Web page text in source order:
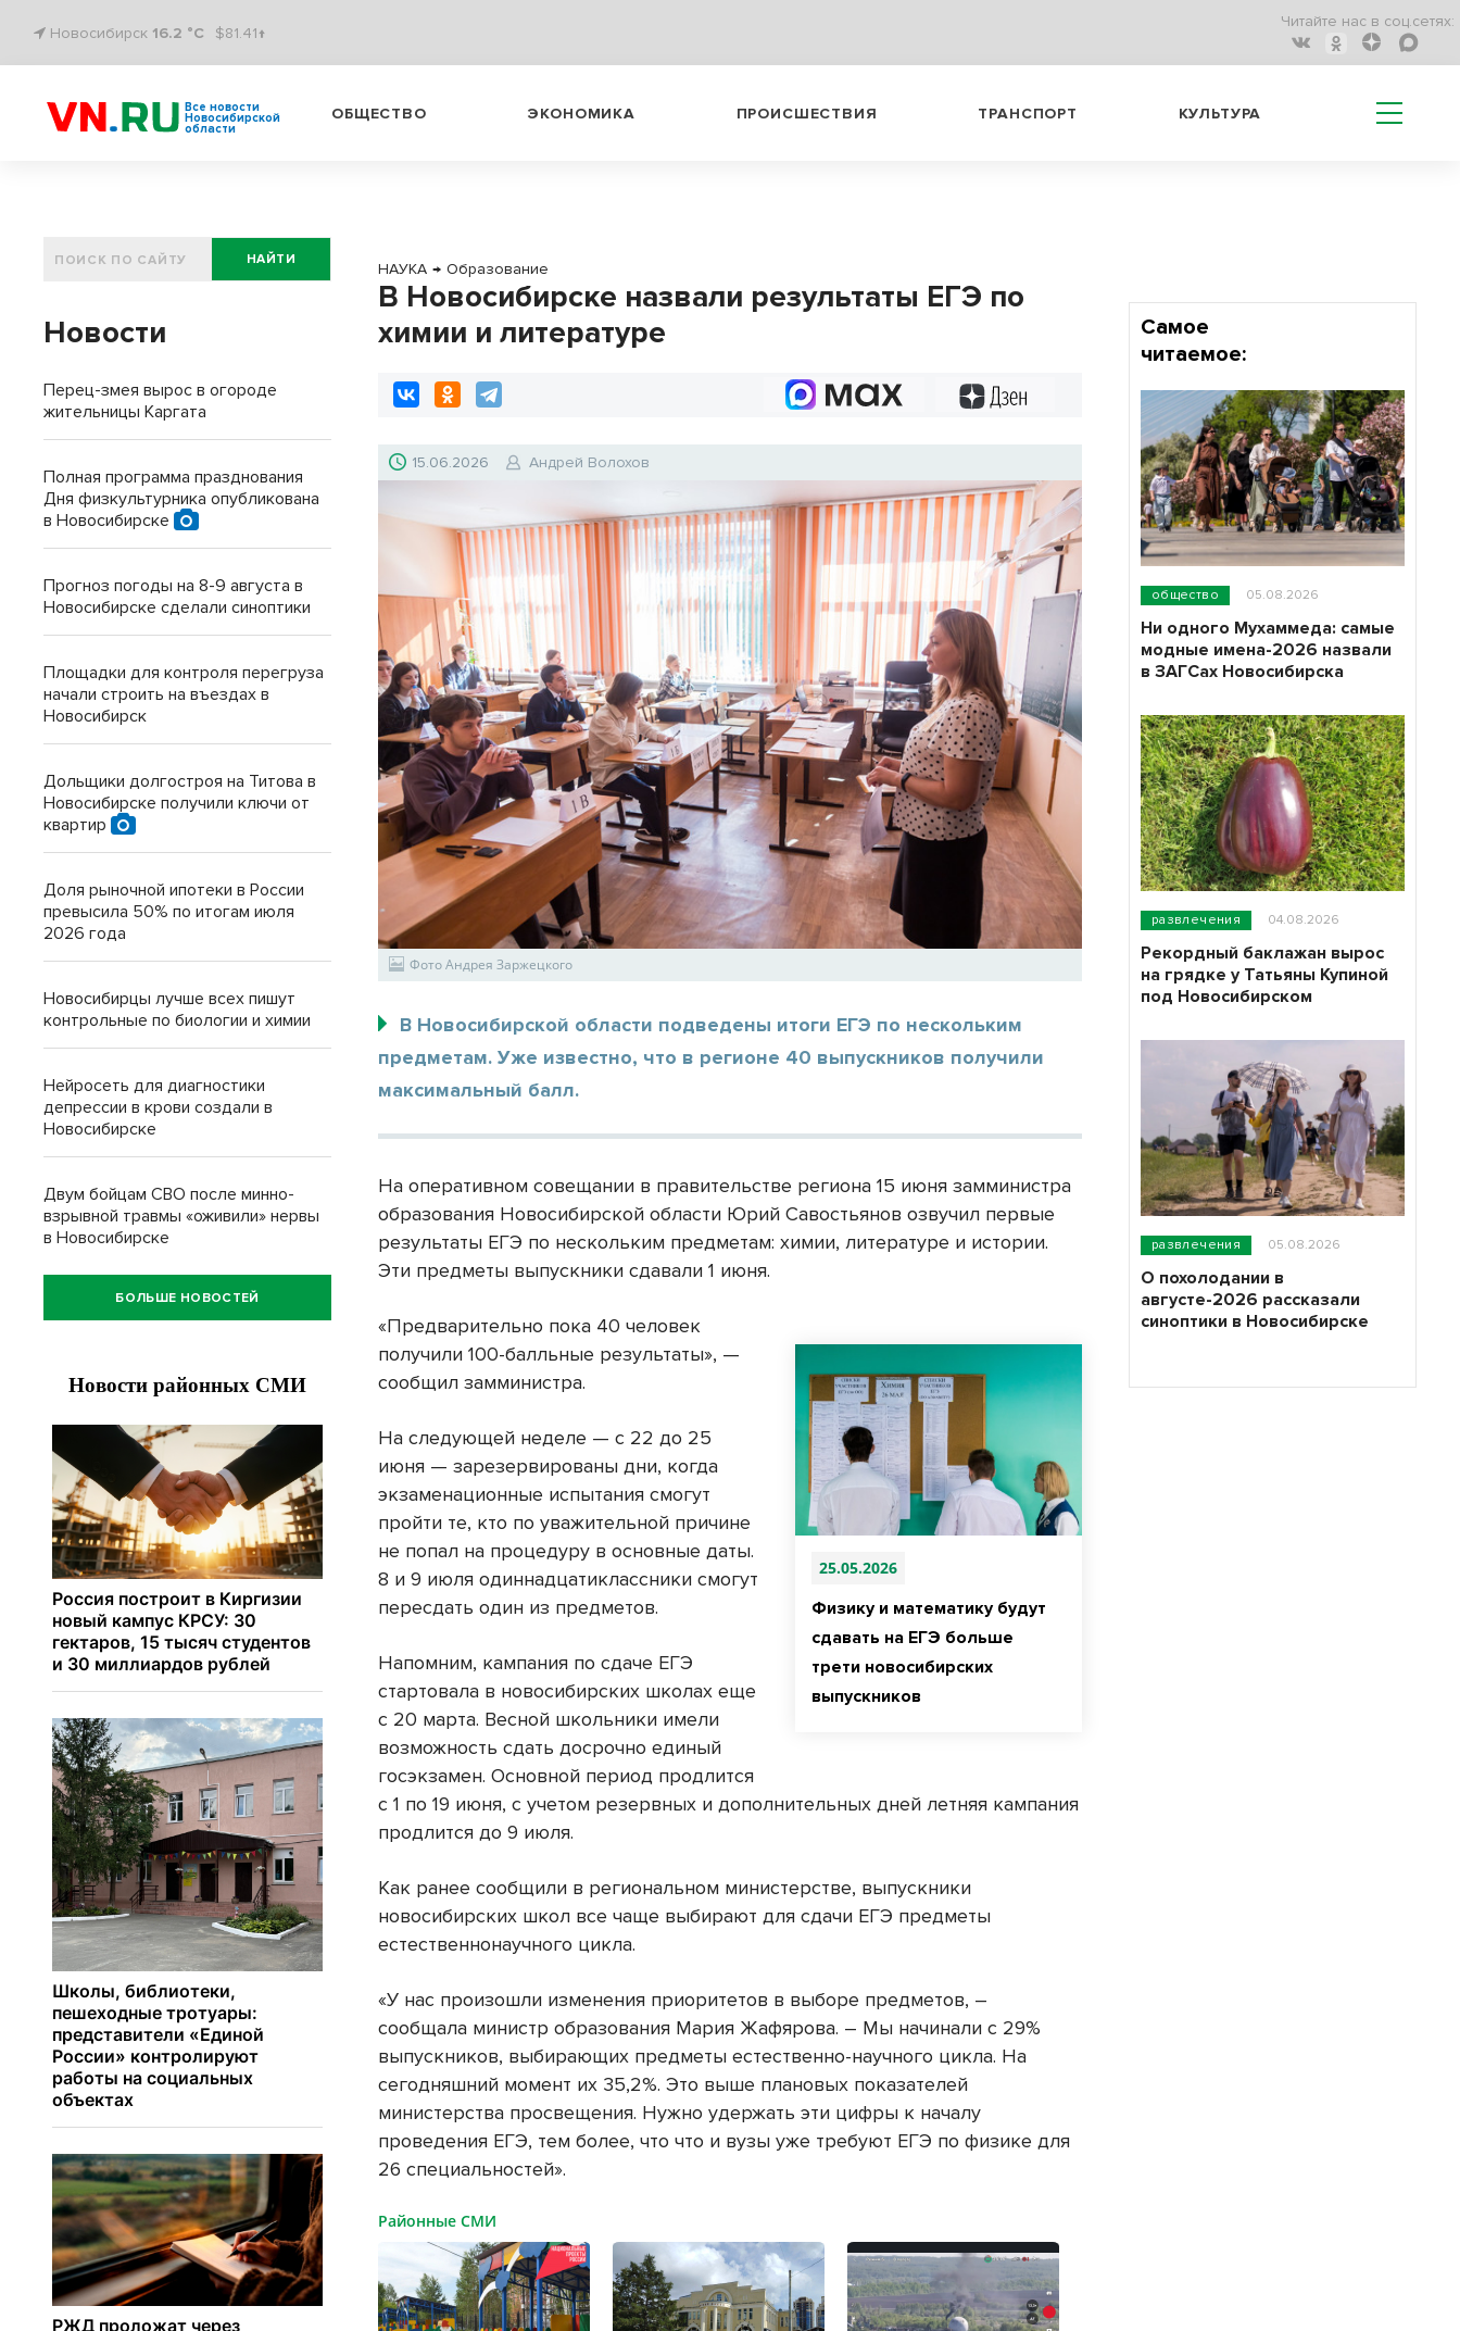
Новосибирск 16.2 °C $81.41↑
Читайте нас в соц.сетях:
Все новости
Новосибирской
области
ОБЩЕСТВО ЭКОНОМИКА ПРОИСШЕСТВИЯ ТРАНСПОРТ КУЛЬТУРА
НАУКА → Образование
В Новосибирске назвали результаты ЕГЭ по
химии и литературе
15.06.2026 Андрей Волохов
Фото Андрея Заржецкого
В Новосибирской области подведены итоги ЕГЭ по нескольким
предметам. Уже известно, что в регионе 40 выпускников получили
максимальный балл.
На оперативном совещании в правительстве региона 15 июня замминистра
образования Новосибирской области Юрий Савостьянов озвучил первые
результаты ЕГЭ по нескольким предметам: химии, литературе и истории.
Эти предметы выпускники сдавали 1 июня.
25.05.2026
Физику и математику будут
сдавать на ЕГЭ больше
трети новосибирских
выпускников
«Предварительно пока 40 человек
получили 100-балльные результаты», —
сообщил замминистра.
На следующей неделе — с 22 до 25
июня — зарезервированы дни, когда
экзаменационные испытания смогут
пройти те, кто по уважительной причине
не попал на процедуру в основные даты.
8 и 9 июля одиннадцатиклассники смогут
пересдать один из предметов.
Напомним, кампания по сдаче ЕГЭ
стартовала в новосибирских школах еще
с 20 марта. Весной школьники имели
возможность сдать досрочно единый
госэкзамен. Основной период продлится
с 1 по 19 июня, с учетом резервных и дополнительных дней летняя кампания
продлится до 9 июля.
Как ранее сообщили в региональном министерстве, выпускники
новосибирских школ все чаще выбирают для сдачи ЕГЭ предметы
естественнонаучного цикла.
«У нас произошли изменения приоритетов в выборе предметов, –
сообщала министр образования Мария Жафярова. – Мы начинали с 29%
выпускников, выбирающих предметы естественно-научного цикла. На
сегодняшний момент их 35,2%. Это выше плановых показателей
министерства просвещения. Нужно удержать эти цифры к началу
проведения ЕГЭ, тем более, что что и вузы уже требуют ЕГЭ по физике для
26 специальностей».
Районные СМИ
НАЙТИ
Новости
Перец-змея вырос в огороде
жительницы Каргата
Полная программа празднования
Дня физкультурника опубликована
в Новосибирске
Прогноз погоды на 8-9 августа в
Новосибирске сделали синоптики
Площадки для контроля перегруза
начали строить на въездах в
Новосибирск
Дольщики долгостроя на Титова в
Новосибирске получили ключи от
квартир
Доля рыночной ипотеки в России
превысила 50% по итогам июля
2026 года
Новосибирцы лучше всех пишут
контрольные по биологии и химии
Нейросеть для диагностики
депрессии в крови создали в
Новосибирске
Двум бойцам СВО после минно-
взрывной травмы «оживили» нервы
в Новосибирске
БОЛЬШЕ НОВОСТЕЙ
Самое
читаемое:
общество 05.08.2026
Ни одного Мухаммеда: самые
модные имена-2026 назвали
в ЗАГСах Новосибирска
развлечения 04.08.2026
Рекордный баклажан вырос
на грядке у Татьяны Купиной
под Новосибирском
развлечения 05.08.2026
О похолодании в
августе-2026 рассказали
синоптики в Новосибирске